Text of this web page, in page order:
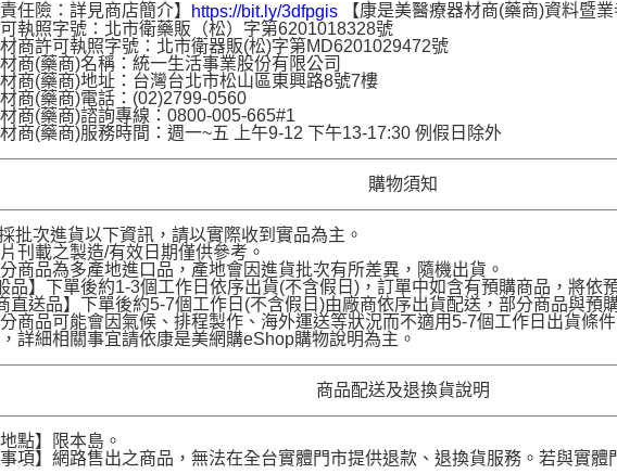
任險：詳見商店簡介】 https://bit.ly/3dfpgis 【康是美醫療器材商(藥商)資料暨業
執照字號：北市衛藥販（松）字第6201018328號
商許可執照字號：北市衛器販(松)字第MD6201029472號
商(藥商)名稱：統一生活事業股份有限公司
商(藥商)地址：台灣台北市松山區東興路8號7樓
商(藥商)電話：(02)2799-0560
商(藥商)諮詢專線：0800-005-665#1
商(藥商)服務時間：週一~五 上午9-12 下午13-17:30 例假日除外
購物須知
批次進貨以下資訊，請以實際收到實品為主。
刊載之製造/有效日期僅供參考。
商品為多產地進口品，產地會因進貨批次有所差異，隨機出貨。
品】下單後約1-3個工作日依序出貨(不含假日)，訂單中如含有預購商品，將依
直送品】下單後約5-7個工作日(不含假日)由廠商依序出貨配送，部分商品與預
商品可能會因氣候、排程製作、海外運送等狀況而不適用5-7個工作日出貨條
詳細相關事宜請依康是美網購eShop購物說明為主。
商品配送及退換貨說明
點】限本島。
項】網路售出之商品，無法在全台實體門市提供退款、退換貨服務。若與實體